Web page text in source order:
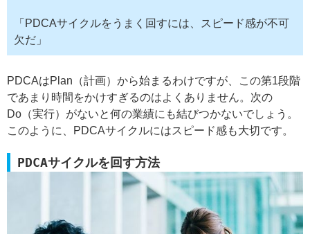
「PDCAサイクルをうまく回すには、スピード感が不可
欠だ」
PDCAはPlan（計画）から始まるわけですが、この第1段階
であまり時間をかけすぎるのはよくありません。次の
Do（実行）がないと何の業績にも結びつかないでしょう。
このように、PDCAサイクルにはスピード感も大切です。
PDCAサイクルを回す方法